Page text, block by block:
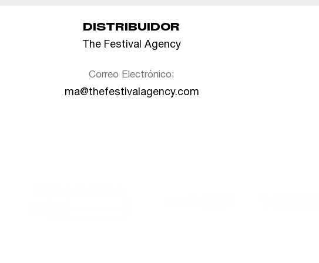
DISTRIBUIDOR
The Festival Agency
Correo Electrónico:
ma@thefestivalagency.com